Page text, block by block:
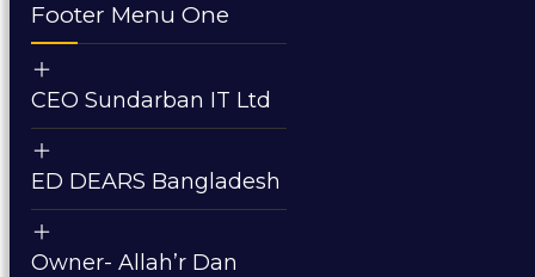
Footer Menu One
CEO Sundarban IT Ltd
ED DEARS Bangladesh
Owner- Allah’r Dan